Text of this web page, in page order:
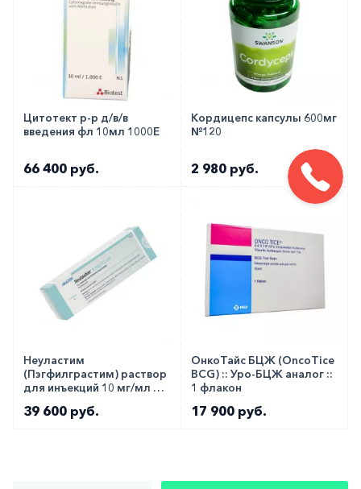
Цитотект р-р д/в/в
введения фл 10мл 1000Е
66 400 руб.
Кордицепс капсулы 600мг
№120
2 980 руб.
Неуластим
(Пэгфилграстим) раствор
для инъекций 10 мг/мл 0,6
39 600 руб.
ОнкоТайс БЦЖ (OncoTice
BCG) :: Уро-БЦЖ аналог ::
1 флакон
17 900 руб.